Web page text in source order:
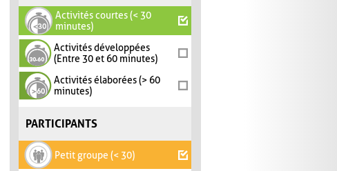
Activités courtes (< 30
minutes)
Activités développées
(Entre 30 et 60 minutes)
Activités élaborées (> 60
minutes)
PARTICIPANTS
Petit groupe (< 30)